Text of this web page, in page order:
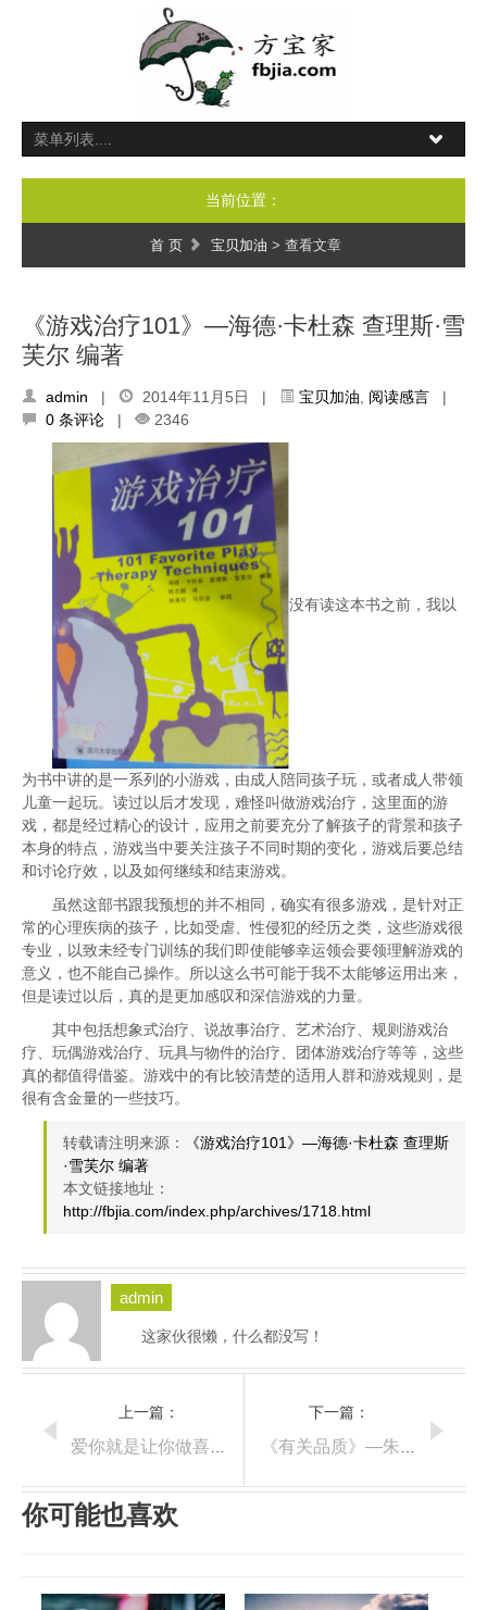
当前位置：
首 页 宝贝加油 > 查看文章
《游戏治疗101》—海德·卡杜森 查理斯·雪
芙尔 编著
admin | 2014年11月5日 | 宝贝加油 阅读感言 |
0 条评论 | 2346
没有读这本书之前，我以
为书中讲的是一系列的小游戏，由成人陪同孩子玩，或者成人带领
儿童一起玩。读过以后才发现，难怪叫做游戏治疗，这里面的游
戏，都是经过精心的设计，应用之前要充分了解孩子的背景和孩子
本身的特点，游戏当中要关注孩子不同时期的变化，游戏后要总结
和讨论疗效，以及如何继续和结束游戏。
虽然这部书跟我预想的并不相同，确实有很多游戏，是针对正
常的心理疾病的孩子，比如受虐、性侵犯的经历之类，这些游戏很
专业，以致未经专门训练的我们即使能够幸运领会要领理解游戏的
意义，也不能自己操作。所以这么书可能于我不太能够运用出来，
但是读过以后，真的是更加感叹和深信游戏的力量。
其中包括想象式治疗、说故事治疗、艺术治疗、规则游戏治
疗、玩偶游戏治疗、玩具与物件的治疗、团体游戏治疗等等，这些
真的都值得借鉴。游戏中的有比较清楚的适用人群和游戏规则，是
很有含金量的一些技巧。
转载请注明来源：
《游戏治疗101》—海德·卡杜森 查理斯
·雪芙尔 编著
本文链接地址：
http://fbjia.com/index.php/archives/1718.html
admin
这家伙很懒，什么都没写！
上一篇：
下一篇：
你可能也喜欢